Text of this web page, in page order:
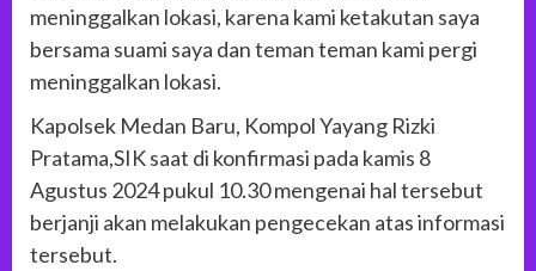
meninggalkan lokasi, karena kami ketakutan saya
bersama suami saya dan teman teman kami pergi
meninggalkan lokasi.
Kapolsek Medan Baru, Kompol Yayang Rizki
Pratama,SIK saat di konfirmasi pada kamis 8
Agustus 2024 pukul 10.30 mengenai hal tersebut
berjanji akan melakukan pengecekan atas informasi
tersebut.